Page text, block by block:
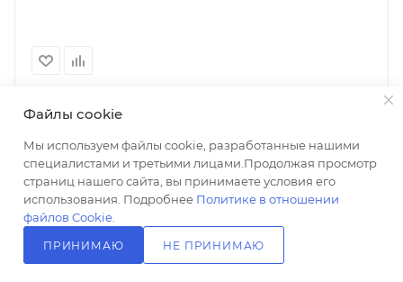
Душевой уголок Niagara Eco NG-1118-14QT, профиль
Нет в наличии
Файлы cookie
Мы используем файлы cookie, разработанные нашими
специалистами и третьими лицами.Продолжая просмотр
страниц нашего сайта, вы принимаете условия его
использования. Подробнее Политике в отношении
файлов Cookie
ПРИНИМАЮ НЕ ПРИНИМАЮ